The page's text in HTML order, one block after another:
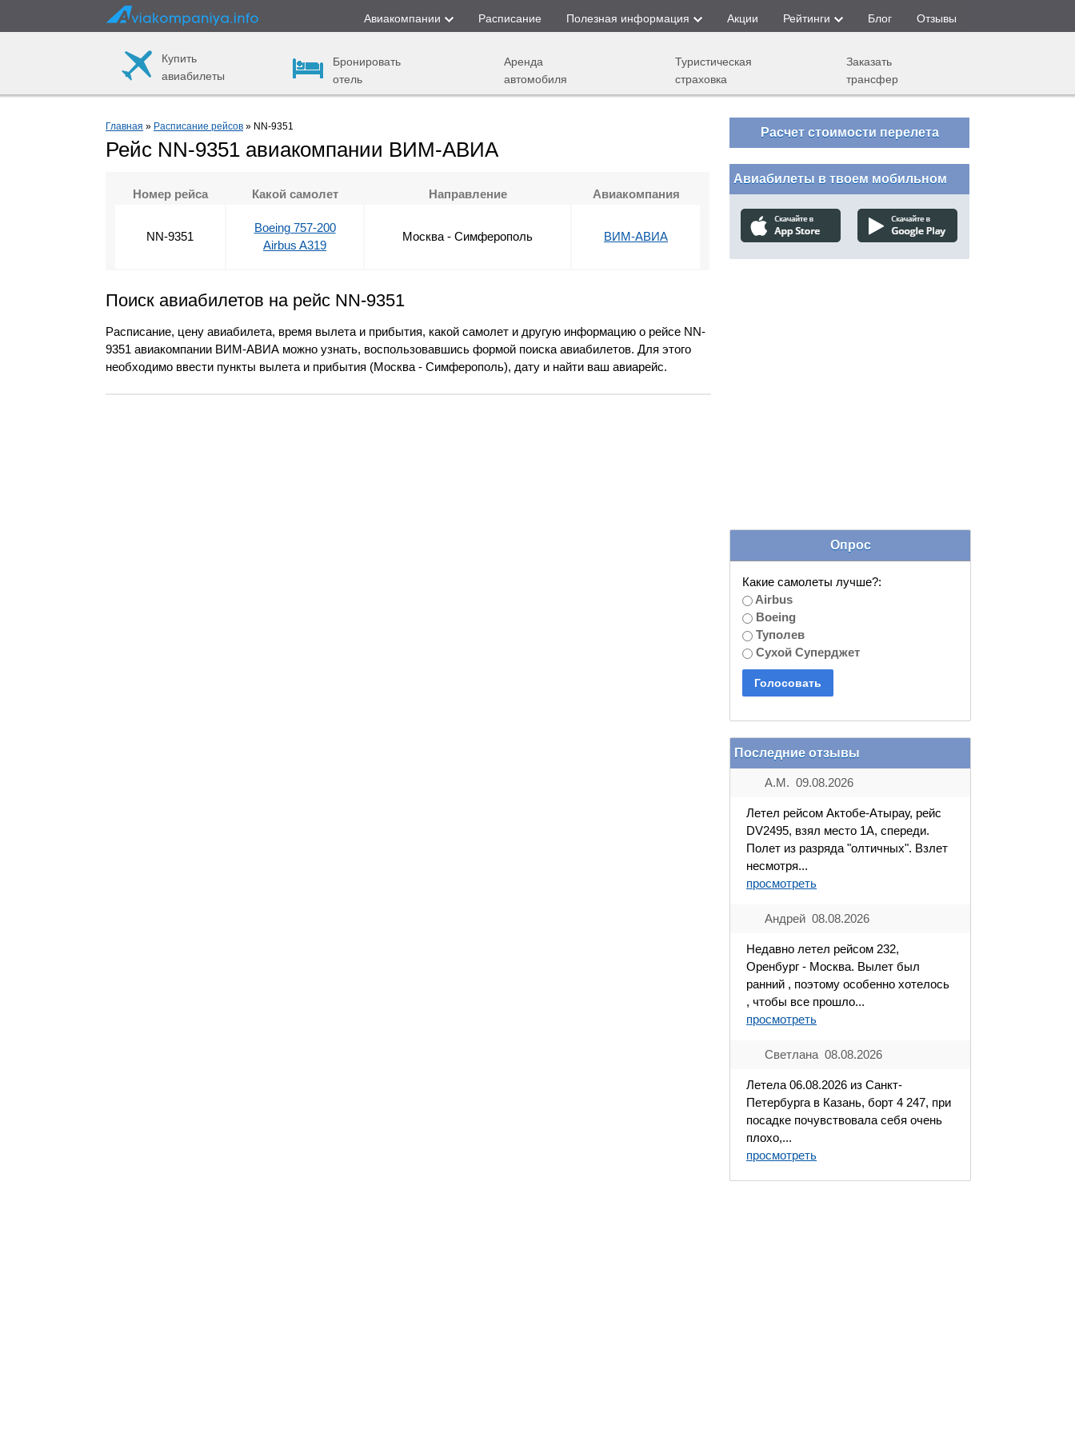
Авиакомпании Расписание Полезная информация Акции Рейтинги Блог Отзывы
Купить
авиабилеты
Бронировать
отель
Аренда
автомобиля
Туристическая
страховка
Заказать
трансфер
Главная » Расписание рейсов » NN-9351
Рейс NN-9351 авиакомпании ВИМ-АВИА
Номер рейса Какой самолет Направление Авиакомпания
NN-9351
Boeing 757-200
Airbus A319
Москва - Симферополь ВИМ-АВИА
Поиск авиабилетов на рейс NN-9351
Расписание, цену авиабилета, время вылета и прибытия, какой самолет и другую информацию о рейсе NN-
9351 авиакомпании ВИМ-АВИА можно узнать, воспользовавшись формой поиска авиабилетов. Для этого
необходимо ввести пункты вылета и прибытия (Москва - Симферополь), дату и найти ваш авиарейс.
Расчет стоимости перелета
Авиабилеты в твоем мобильном
Опрос
Какие самолеты лучше?:
Airbus
Boeing
Туполев
Сухой Суперджет
Последние отзывы
А.М. 09.08.2026
Летел рейсом Актобе-Атырау, рейс
DV2495, взял место 1А, спереди.
Полет из разряда "олтичных". Взлет
несмотря...
просмотреть
Андрей 08.08.2026
Недавно летел рейсом 232,
Оренбург - Москва. Вылет был
ранний , поэтому особенно хотелось
, чтобы все прошло...
просмотреть
Светлана 08.08.2026
Летела 06.08.2026 из Санкт-
Петербурга в Казань, борт 4 247, при
посадке почувствовала себя очень
плохо,...
просмотреть